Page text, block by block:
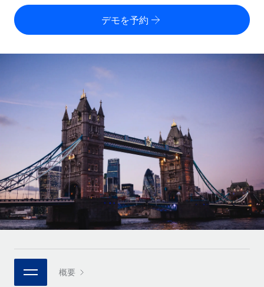
Contractor of Record
世界中の契約社員と法令を遵守して契約
複雑な雇用関連業務を外部委託
Remote統合
人事機能をワークフローにシームレスに統合する
プラットフォーム
チームのための人事の基本機能を内蔵
接続 新しい
当社のMCPを使用して、あらゆるAIツールをRemoteに接続
統合
Remoteを他社と比較
スタートアップ
成長中の企業向けのアジャイルなグローバルHR・給与処理ソ
リューション
ミッドマーケット
カスタマイズされた人事ソリューションでチームを拡大する
企業
大企業向けのグローバルHR
パートナーに登録
戦略的テクノロジーパートナー
グローバルな人事機能を柔軟に自社プラットフォームへ統合
従業員コスト計算ツール
契約社員の報酬計算ツール
ドを確認する
REMOTEで学習
リサーチおよびガイド
活用事例
HR用語集
チェックリストおよびテンプレート
職務内容ライブラリ
ウェビナー
English
Français
Español
Italiano
Português (Portugal)
日本語
한국어
デモを予約
概要